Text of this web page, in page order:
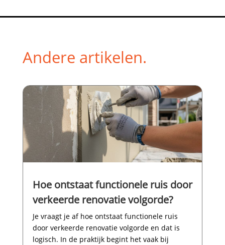
Andere artikelen.
Hoe ontstaat functionele ruis door
verkeerde renovatie volgorde?
Je vraagt je af hoe ontstaat functionele ruis
door verkeerde renovatie volgorde en dat is
logisch.​ In de praktijk begint het vaak bij